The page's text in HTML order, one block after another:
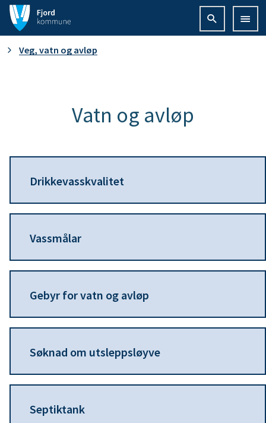
F
j
d
k
o
m
m
u
e
D
Veg, vatn og avløp
Vatn og avløp
Drikkevasskvalitet
Vassmålar
Gebyr for vatn og avløp
Søknad om utsleppsløyve
Septiktank